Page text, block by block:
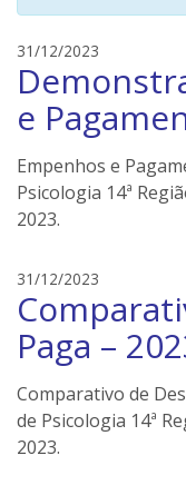
31/12/2023
d
s
o
e
i
e
Empenhos e
Psicologia 14ª
2023.
31/12/2023
d
s
o
e
i
Paga –
Comparativo de
de Psicologia 14ª
2023.